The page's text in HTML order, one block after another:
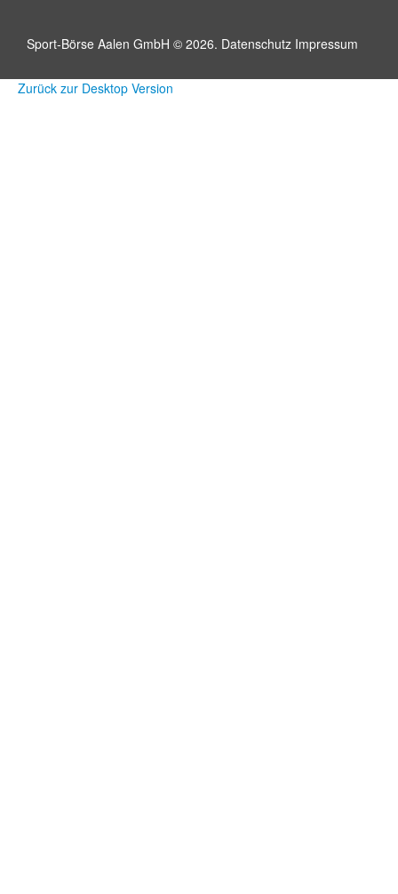
Sport-Börse Aalen GmbH © 2026. Datenschutz Impressum
Zurück zur Desktop Version